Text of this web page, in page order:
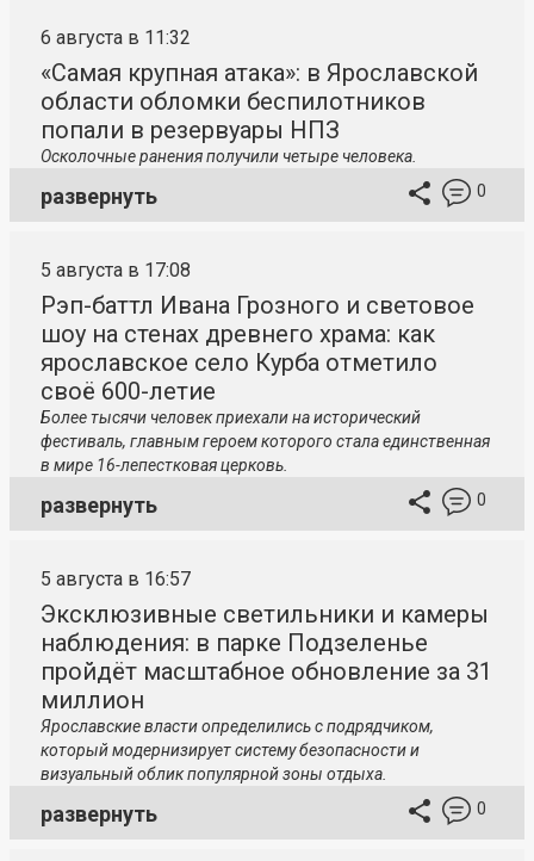
6 августа в 11:32
«Самая крупная атака»: в Ярославской
области обломки беспилотников
попали в резервуары НПЗ
Осколочные ранения получили четыре человека.
развернуть 0
5 августа в 17:08
Рэп-баттл Ивана Грозного и световое
шоу на стенах древнего храма: как
ярославское село Курба отметило
своё 600-летие
Более тысячи человек приехали на исторический
фестиваль, главным героем которого стала единственная
в мире 16-лепестковая церковь.
развернуть 0
5 августа в 16:57
Эксклюзивные светильники и камеры
наблюдения: в парке Подзеленье
пройдёт масштабное обновление за 31
миллион
Ярославские власти определились с подрядчиком,
который модернизирует систему безопасности и
визуальный облик популярной зоны отдыха.
развернуть 0